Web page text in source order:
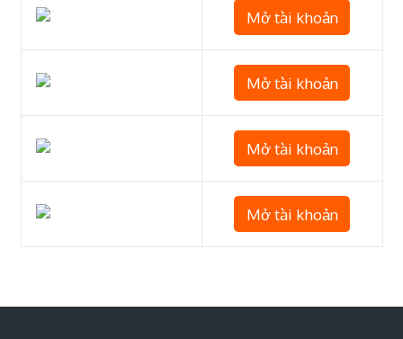
Mở tài khoản
Mở tài khoản
Mở tài khoản
Mở tài khoản